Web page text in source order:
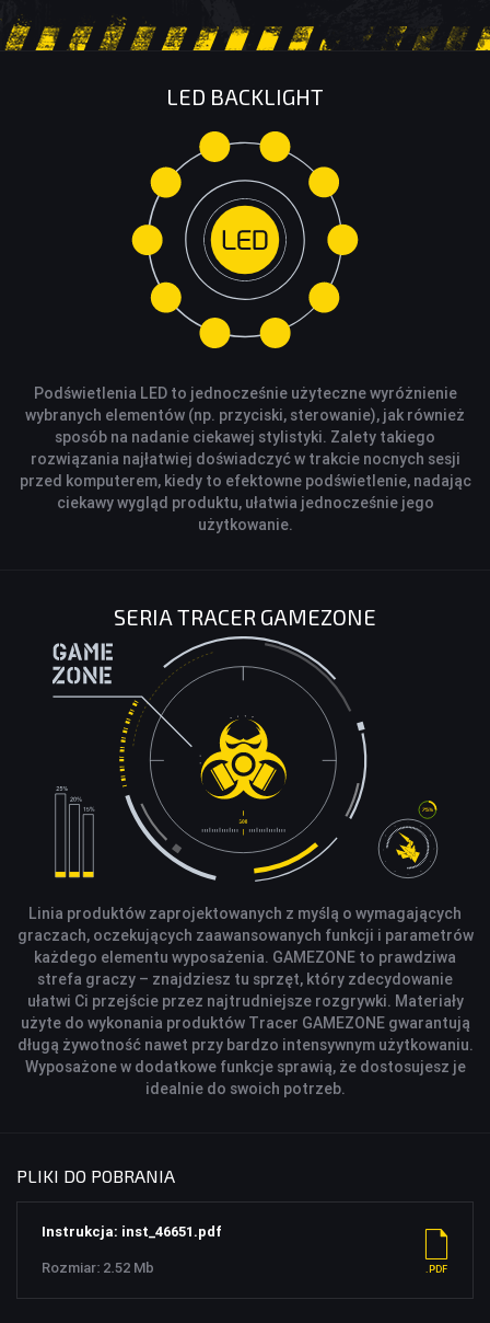
AKCESORIA SAMOCHODOWE
LED BACKLIGHT
Podświetlenia LED to jednocześnie użyteczne wyróżnienie
wybranych elementów (np. przyciski, sterowanie), jak również
sposób na nadanie ciekawej stylistyki. Zalety takiego
rozwiązania najłatwiej doświadczyć w trakcie nocnych sesji
przed komputerem, kiedy to efektowne podświetlenie, nadając
ciekawy wygląd produktu, ułatwia jednocześnie jego
użytkowanie.
SERIA TRACER GAMEZONE
Linia produktów zaprojektowanych z myślą o wymagających
graczach, oczekujących zaawansowanych funkcji i parametrów
każdego elementu wyposażenia. GAMEZONE to prawdziwa
strefa graczy – znajdziesz tu sprzęt, który zdecydowanie
ułatwi Ci przejście przez najtrudniejsze rozgrywki. Materiały
użyte do wykonania produktów Tracer GAMEZONE gwarantują
długą żywotność nawet przy bardzo intensywnym użytkowaniu.
Wyposażone w dodatkowe funkcje sprawią, że dostosujesz je
idealnie do swoich potrzeb.
PLIKI DO POBRANIA
Instrukcja: inst_46651.pdf
Rozmiar: 2.52 Mb